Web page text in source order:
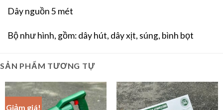
Dây nguồn 5 mét
Bộ như hình, gồm: dây hút, dây xịt, súng, bình bọt
SẢN PHẨM TƯƠNG TỰ
Giảm giá!